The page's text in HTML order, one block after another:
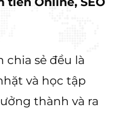
sẻ đều là
và học tập
thành và ra